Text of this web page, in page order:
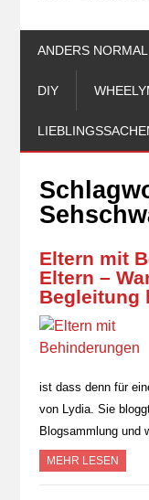
ANDERS NORMAL
DIY
Eltern mit
Eltern –
Begleitung
ist dass denn für
von Lydia. Sie
Blogsammlung und
MEHR LESEN